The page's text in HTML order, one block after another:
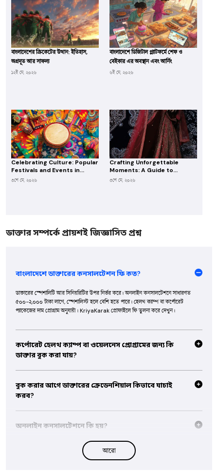
বাংলাদেশের ক্রিকেটের উত্থান: ইতিহাস,
অগ্রদূত আর সাফল্য
১২ই মে, ২০২৬
বাংলাদেশে ডিজিটাল প্ল্যাটফর্মে শেফ ও
বেইকার এর অবস্থান এবং আর্নিং
৬ই মে, ২০২৬
Celebrating Culture: Popular
Festivals and Events in
Bangladesh
৩শে মে, ২০২৬
Crafting Unforgettable
Moments: A Guide to
Planning Your Dream
৩শে মে, ২০২৬
ডাক্তার সম্পর্কে প্রায়শই জিজ্ঞাসিত প্রশ্ন
বাংলাদেশে ডাক্তারের কনসালটেশন ফি কত?
ডাক্তারের স্পেশালিটি আর সিনিয়রিটির উপর নির্ভর করে। অনলাইন কনসালটেশনে সাধারণত
৫০০-২,০০০ টাকা লাগে, স্পেশালিস্ট হলে বেশি হতে পারে। হেলথ ক্যাম্প বা কর্পোরেট
প্যাকেজের দাম প্রোগ্রাম অনুযায়ী। KriyaKarak প্রোফাইলে ফি তুলনা করে দেখুন।
কর্পোরেট হেলথ ক্যাম্প বা ওয়েলনেস প্রোগ্রামের জন্য কি
ডাক্তার বুক করা যায়?
মেসেজে লোকসংখ্যা, ভেন্যু আর শিডিউল জানালে প্রোগ্রামের কোটেশন পেয়ে যাবেন।
বুক করার আগে ডাক্তারের ক্রেডেনশিয়াল কিভাবে যাচাই
করব?
ভেরিফাইড প্রোফাইল কোয়ালিটি রিভিউ পাস করা। তবে জরুরি বা গুরুতর সমস্যায় সরাসরি
অনলাইন কনসালটেশনে কি হয়?
সাধারণত ডাক্তার আপনার লক্ষণ আর হিস্ট্রি শুনে সাধারণ পরামর্শ দেন এবং টেস্ট বা সরাসরি
ভিজিটের মতো পরবর্তী ধাপ জানিয়ে দেন। সেশনের সময় আগের রিপোর্টগুলো হাতের কাছে
আরো